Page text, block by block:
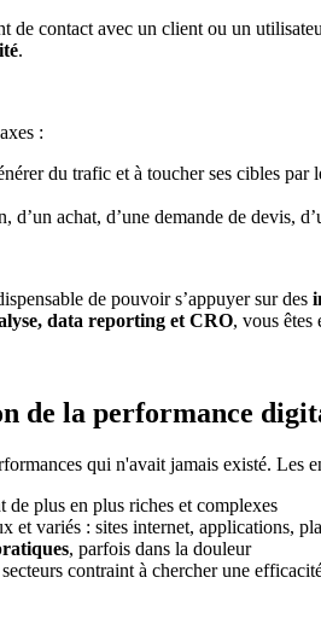
contact avec un client ou un
.
:
du trafic et à toucher ses cibles
d’un achat, d’une demande de devis,
de pouvoir s’appuyer sur des
data reporting et CRO, vous êtes
de la performance
qui n'avait jamais existé. Les
de plus en plus riches et complexes
et variés : sites internet, applications,
, parfois dans la douleur
contraint à chercher une